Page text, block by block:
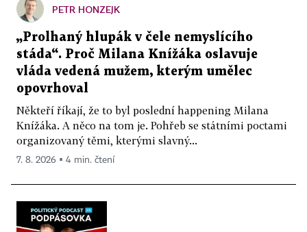
PETR HONZEJK
„Prolhaný hlupák v čele nemyslícího
stáda“. Proč Milana Knížáka oslavuje
vláda vedená mužem, kterým umělec
opovrhoval
Někteří říkají, že to byl poslední happening Milana
Knížáka. A něco na tom je. Pohřeb se státními poctami
organizovaný těmi, kterými slavný...
7. 8. 2026 ▪ 4 min. čtení